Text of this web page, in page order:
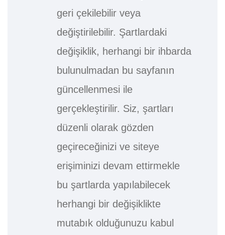
geri çekilebilir veya
değiştirilebilir. Şartlardaki
değişiklik, herhangi bir ihbarda
bulunulmadan bu sayfanın
güncellenmesi ile
gerçekleştirilir. Siz, şartları
düzenli olarak gözden
geçireceğinizi ve siteye
erişiminizi devam ettirmekle
bu şartlarda yapılabilecek
herhangi bir değişiklikte
mutabık olduğunuzu kabul